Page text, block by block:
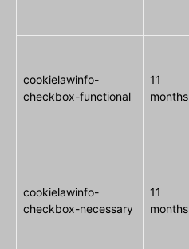
cookielawinfo-
checkbox-functional
11
months
cookielawinfo-
checkbox-necessary
11
months